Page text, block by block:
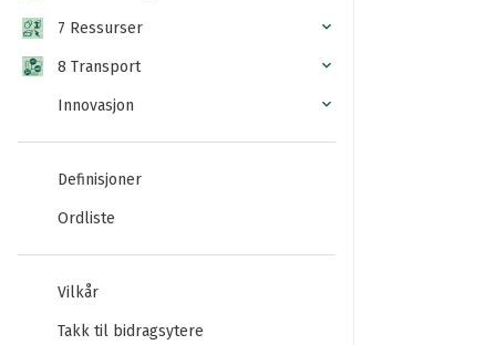
7 Ressurser
8 Transport
Innovasjon
Definisjoner
Ordliste
Vilkår
Takk til bidragsytere